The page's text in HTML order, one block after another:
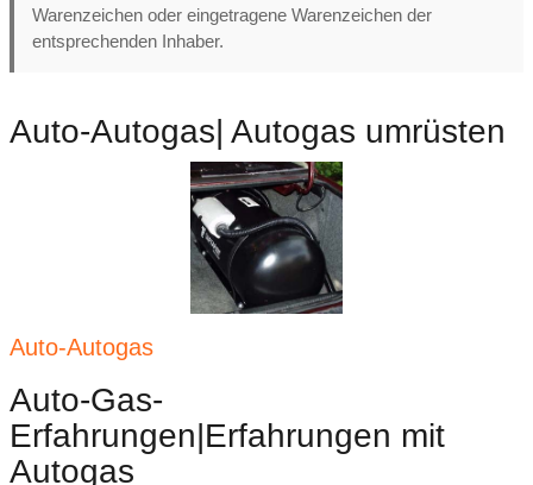
Warenzeichen oder eingetragene Warenzeichen der
entsprechenden Inhaber.
Auto-Autogas| Autogas umrüsten
Auto-Autogas
Auto-Gas-
Erfahrungen|Erfahrungen mit
Autogas